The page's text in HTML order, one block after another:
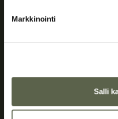
Markkinointi
Salli
+358 50 433 9589